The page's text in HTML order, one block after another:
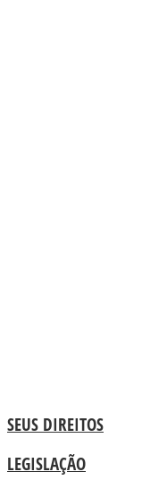
SEUS DIREITOS
LEGISLAÇÃO